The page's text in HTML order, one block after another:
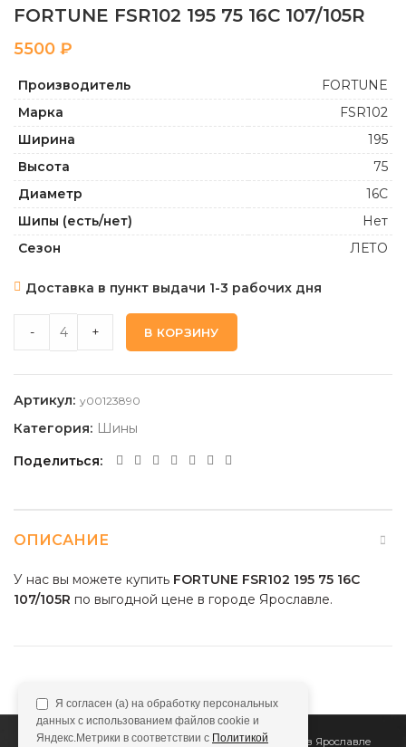
FORTUNE FSR102 195 75 16C 107/105R
₽
Производитель
FORTUNE
Марка
FSR102
Ширина
195
Высота
75
Диаметр
16C
Шипы (есть/нет)
Нет
Сезон
ЛЕТО
Доставка в пункт выдачи 1-3 рабочих дня
FORTUNE FSR102 195 75 16C 107/105R quantity
- + В КОРЗИНУ
Артикул: y00123890
Категория: Шины
Поделиться
ОПИСАНИЕ
У нас вы можете купить FORTUNE FSR102 195 75 16C
107/105R по выгодной цене в городе Ярославле.
2011Все Колёса Интернет-магазин шин и дисков в Ярославле
Я согласен (а) на обработку персональных
данных с использованием файлов cookie и
Яндекс.Метрики в соответствии с Политикой